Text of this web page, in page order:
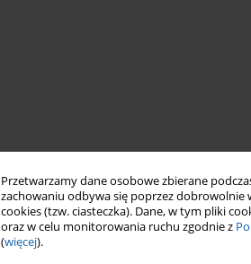
Przetwarzamy dane osobowe zbierane
zachowaniu odbywa się poprzez
cookies (tzw. ciasteczka). Dane, w tym pliki
oraz w celu monitorowania ruchu zgodnie z
(więcej).